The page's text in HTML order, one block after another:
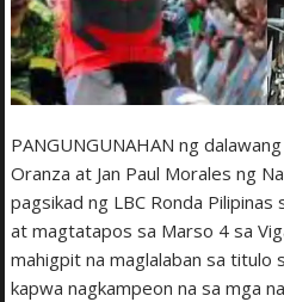
PANGUNGUNAHAN ng
Oranza at Jan Paul Morales ng
pagsikad ng LBC Ronda
at magtatapos sa Marso 4 sa
mahigpit na maglalaban sa titulo
kapwa nagkampeon na sa mga